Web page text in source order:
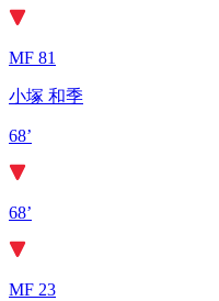
MF 81
小塚 和季
68’
68’
MF 23